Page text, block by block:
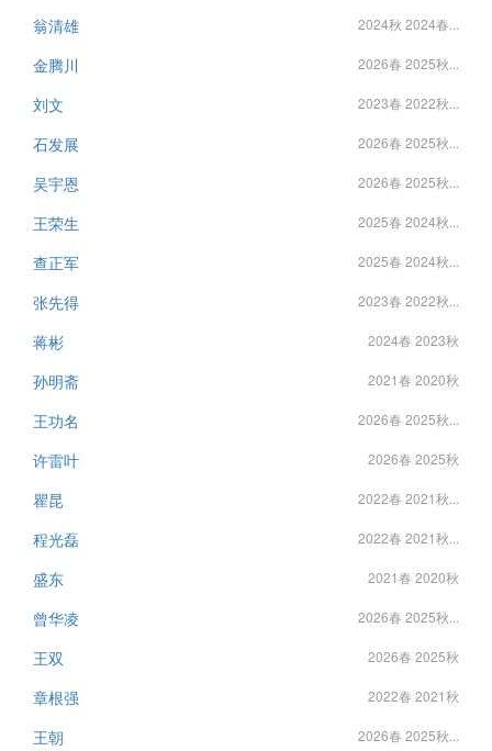
翁清雄 2024秋 2024春...
金腾川 2026春 2025秋...
刘文 2023春 2022秋...
石发展 2026春 2025秋...
吴宇恩 2026春 2025秋...
王荣生 2025春 2024秋...
查正军 2025春 2024秋...
张先得 2023春 2022秋...
蒋彬 2024春 2023秋
孙明斋 2021春 2020秋
王功名 2026春 2025秋...
许雷叶 2026春 2025秋
瞿昆 2022春 2021秋...
程光磊 2022春 2021秋...
盛东 2021春 2020秋
曾华凌 2026春 2025秋...
王双 2026春 2025秋
章根强 2022春 2021秋
王朝 2026春 2025秋...